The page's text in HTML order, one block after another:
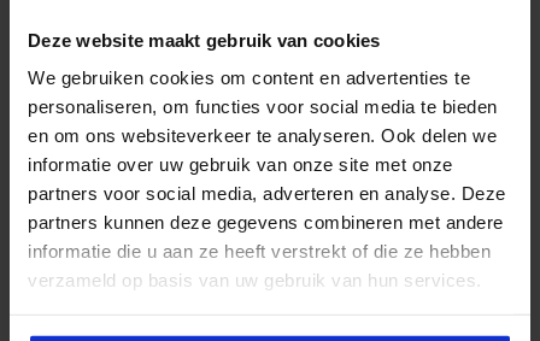
Deze website maakt gebruik van cookies
We gebruiken cookies om content en advertenties te
personaliseren, om functies voor social media te bieden
en om ons websiteverkeer te analyseren. Ook delen we
informatie over uw gebruik van onze site met onze
partners voor social media, adverteren en analyse. Deze
partners kunnen deze gegevens combineren met andere
informatie die u aan ze heeft verstrekt of die ze hebben
verzameld op basis van uw gebruik van hun services.
Wil jij werken met Revit en BIM om jouw bouwprojecten efficiënter in
voor deopleiding Revit- & BIM-modelleur van SBO. Je leert snel
werken met beide programma’s, waardoor jij je onderscheidt in de
concurrerende bouwsector. Wil je meer weten over het programma?
Vraag dan de brochure aan. Deze opleiding is ook volledig op maat te
volgen alsIncompany-trajectvoor jou en je collega’s.
Gerelateerde Opleidingen en
Cursussen